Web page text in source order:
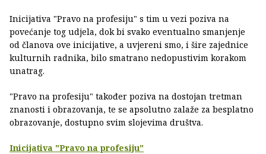
Inicijativa "Pravo na profesiju" s tim u vezi poziva na
povećanje tog udjela, dok bi svako eventualno smanjenje
od članova ove inicijative, a uvjereni smo, i šire zajednice
kulturnih radnika, bilo smatrano nedopustivim korakom
unatrag.
"Pravo na profesiju" također poziva na dostojan tretman
znanosti i obrazovanja, te se apsolutno zalaže za besplatno
obrazovanje, dostupno svim slojevima društva.
Inicijativa "Pravo na profesiju"